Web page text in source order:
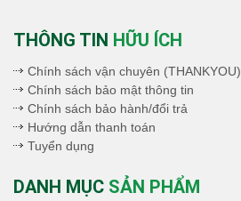
THÔNG TIN HỮU ÍCH
Chính sách vận chuyên (THANKYOU)
Chính sách bảo mật thông tin
Chính sách bảo hành/đổi trả
Hướng dẫn thanh toán
Tuyển dụng
DANH MỤC SẢN PHẨM